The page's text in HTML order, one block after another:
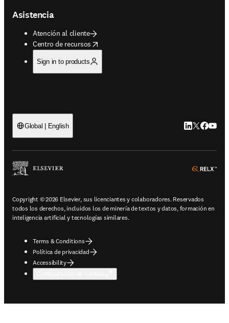
Asistencia
Atención al cliente
Centro de recursos
opens in new tab/window
Sign in to products
Global | English LinkedIn se
Twitter se
Copyright © 2026 Elsevier, sus licenciantes y colaboradores. Reservados
todos los derechos, incluidos los de minería de textos y datos, formación en
inteligencia artificial y tecnologías similares.
Terms & Conditions
Política de privacidad
Accessibility